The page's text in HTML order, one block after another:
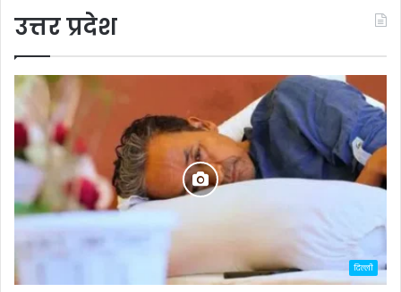
उत्तर प्रदेश
दिल्ली